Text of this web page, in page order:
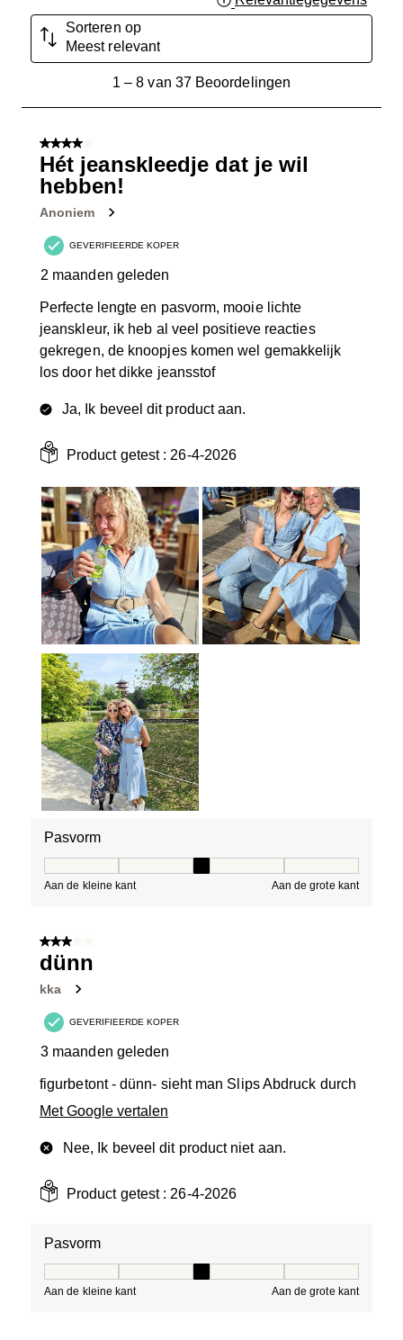
Sorteren op
Meest relevant
van
Beoordelingen.
1 – 8 van 37 Beoordelingen
4 van 5 sterren.
Hét jeanskleedje dat je wil
hebben!
Anoniem
GEVERIFIEERDE KOPER
2 maanden geleden
Perfecte lengte en pasvorm, mooie lichte
jeanskleur, ik heb al veel positieve reacties
gekregen, de knoopjes komen wel gemakkelijk
los door het dikke jeansstof
Ja, Ik beveel dit product aan.
Product getest :26-4-2026
Pasvorm
Aan de kleine kant Aan de grote kant
3 van 5 sterren.
dünn
kka
GEVERIFIEERDE KOPER
3 maanden geleden
figurbetont - dünn- sieht man Slips Abdruck durch
Met Google vertalen
Nee, Ik beveel dit product niet aan.
Product getest :26-4-2026
Pasvorm
Aan de kleine kant Aan de grote kant